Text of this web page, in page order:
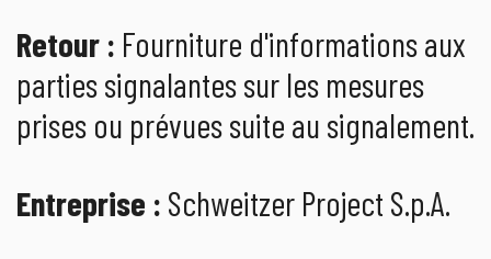
Retour : Fourniture d'informations aux
parties signalantes sur les mesures
prises ou prévues suite au signalement.
Entreprise : Schweitzer Project S.p.A.